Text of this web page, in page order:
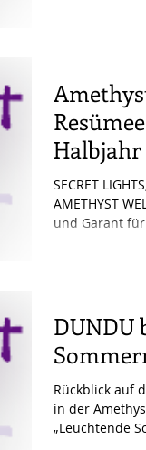
Halbjahr
SECRET
AMETHYST
und Garant
DUNDU
Rückblick auf
in der
„Leuchtende